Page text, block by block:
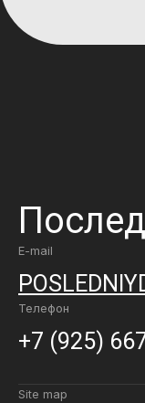
E-mail
Телефон
+7 (925)
Site map